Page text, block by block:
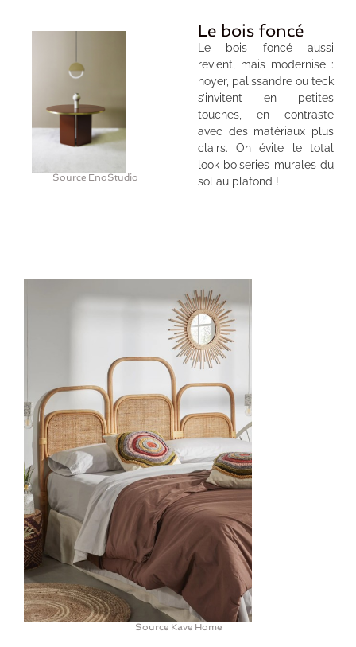
Source EnoStudio
Le bois foncé
Le bois foncé aussi
revient, mais modernisé :
noyer, palissandre ou teck
s’invitent en petites
touches, en contraste
avec des matériaux plus
clairs. On évite le total
look boiseries murales du
sol au plafond !
Source Kave Home